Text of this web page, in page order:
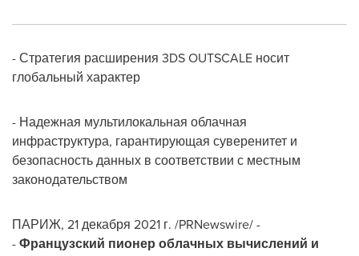
- Стратегия расширения 3DS OUTSCALE носит
глобальный характер
- Надежная мультилокальная облачная
инфраструктура, гарантирующая суверенитет и
безопасность данных в соответствии с местным
законодательством
ПАРИЖ, 21 декабря 2021 г. /PRNewswire/ -
-Французский пионер облачных вычислений и